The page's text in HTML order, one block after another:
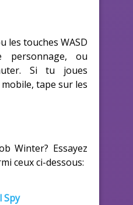
les touches WASD
personnage, ou
Si tu joues
tape sur les
Winter? Essayez
ceux ci-dessous:
Spy